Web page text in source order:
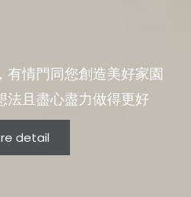
有情門同您創造美好家園
法且盡心盡力做得更好
detail